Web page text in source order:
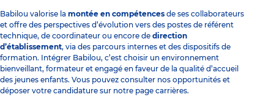
Babilou valorise la montée en compétences de ses collaborateurs
et offre des perspectives d’évolution vers des postes de référent
technique, de coordinateur ou encore de direction
d’établissement, via des parcours internes et des dispositifs de
formation. Intégrer Babilou, c’est choisir un environnement
bienveillant, formateur et engagé en faveur de la qualité d’accueil
des jeunes enfants. Vous pouvez consulter nos opportunités et
déposer votre candidature sur notre page carrières.